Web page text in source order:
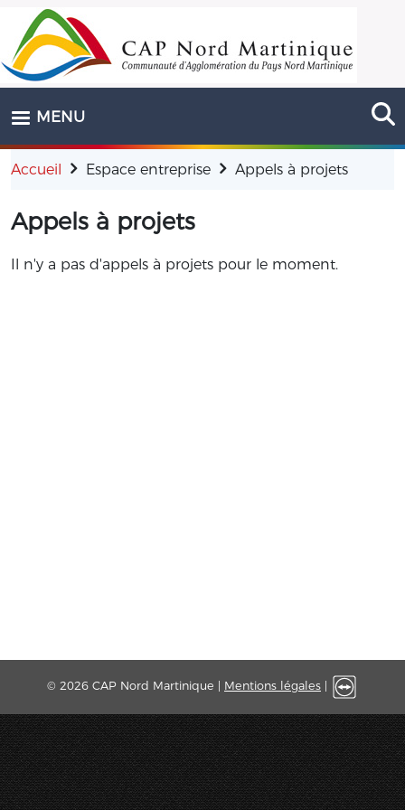
Aller au contenu principal
MENU
Accueil Espace entreprise Appels à projets
Appels à projets
Il n'y a pas d'appels à projets pour le moment.
© 2026 CAP Nord Martinique | Mentions légales